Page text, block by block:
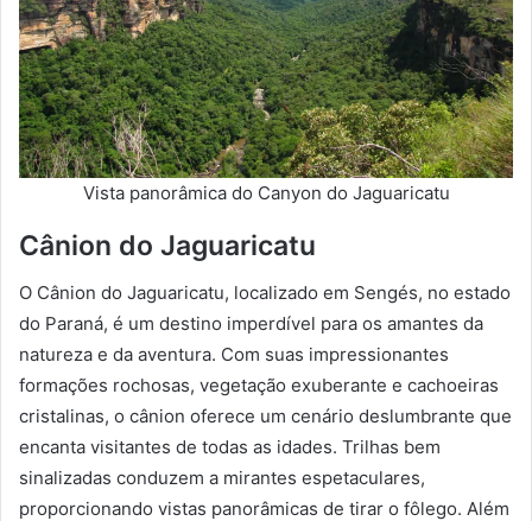
Vista panorâmica do Canyon do Jaguaricatu
Cânion do Jaguaricatu
O Cânion do Jaguaricatu, localizado em Sengés, no estado
do Paraná, é um destino imperdível para os amantes da
natureza e da aventura. Com suas impressionantes
formações rochosas, vegetação exuberante e cachoeiras
cristalinas, o cânion oferece um cenário deslumbrante que
encanta visitantes de todas as idades. Trilhas bem
sinalizadas conduzem a mirantes espetaculares,
proporcionando vistas panorâmicas de tirar o fôlego. Além